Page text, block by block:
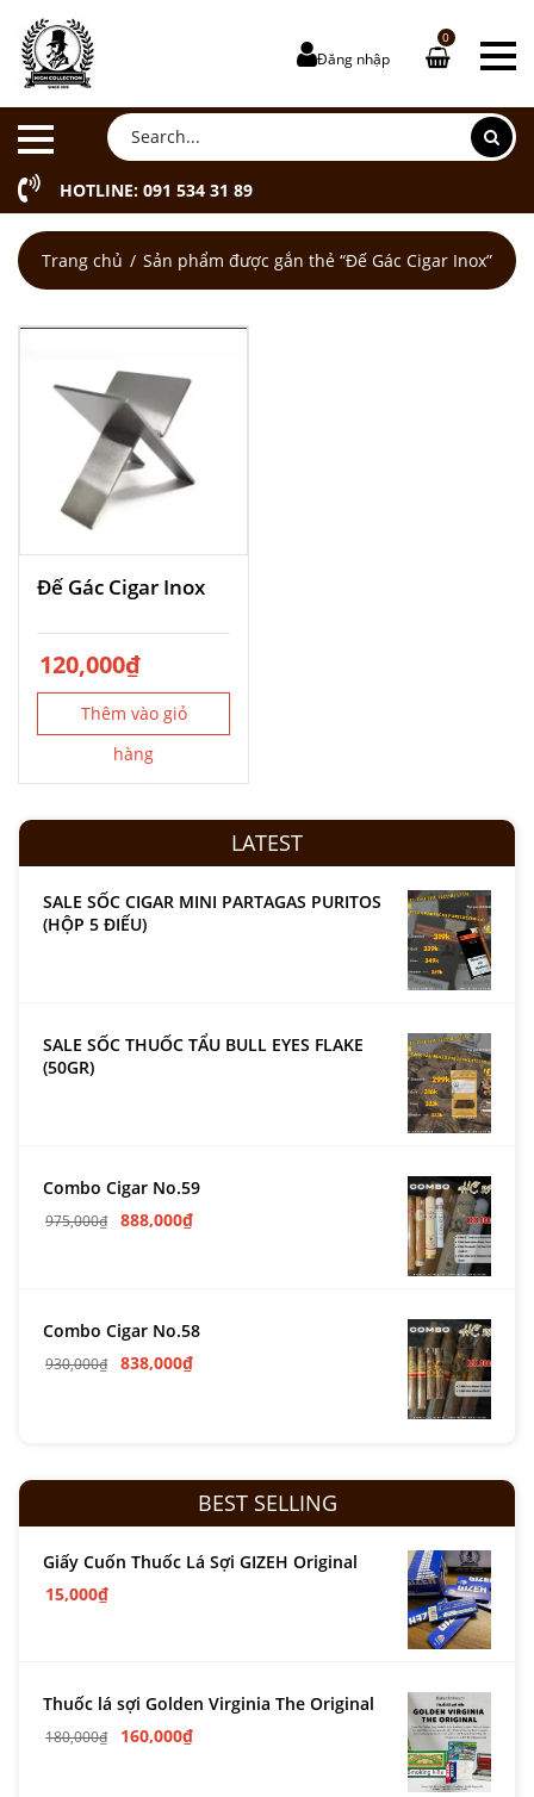
Đăng nhập
0
HOTLINE: 091 534 31 89
Trang chủ Sản phẩm được gắn thẻ “Đế Gác Cigar Inox”
Đế Gác Cigar Inox
120,000₫
Thêm vào giỏ
hàng
LATEST
SALE SỐC CIGAR MINI PARTAGAS PURITOS
(HỘP 5 ĐIẾU)
SALE SỐC THUỐC TẨU BULL EYES FLAKE
(50GR)
Combo Cigar No.59
975,000₫ 888,000₫
Combo Cigar No.58
930,000₫ 838,000₫
BEST SELLING
Giấy Cuốn Thuốc Lá Sợi GIZEH Original
15,000₫
Thuốc lá sợi Golden Virginia The Original
180,000₫ 160,000₫